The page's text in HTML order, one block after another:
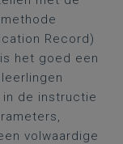
Record)
is het goed een
in de instructie
volwaardige